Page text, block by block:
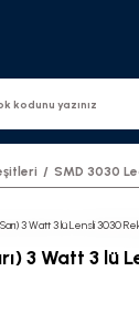
SMD 3030
3 Watt 3 lü